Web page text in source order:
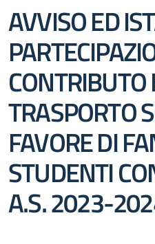
AVVISO ED
TRASPORTO
FAVORE DI
STUDENTI
A.S. 2023-